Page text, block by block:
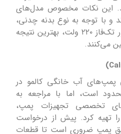
این نکات مخصوص مدل‌های
و با توجه به نوع بدنه چدنی،
پروانه استیل یا برنز و موتور تک‌فاز ۲۲۰ ولت، بهترین نتیجه
می‌کنند.
آب خانگی کالمو در
است، اما با مراجعه به
تخصصی تجهیزات پمپ،
تهیه کرد. پیش از درخواست
پمپ ضروری است تا قطعات